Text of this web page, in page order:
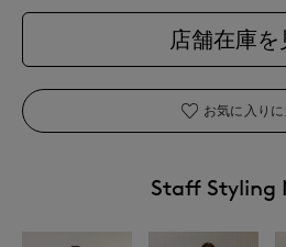
店舗在庫を
お気に入り
Staff Styling